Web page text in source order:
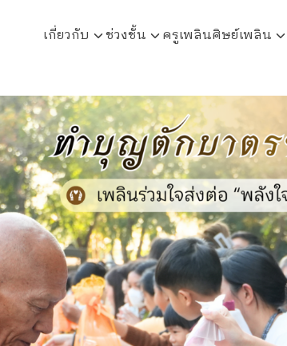
เกี่ยวกับ ช่วงชั้น ครูเพลินศิษย์เพลิน
for: